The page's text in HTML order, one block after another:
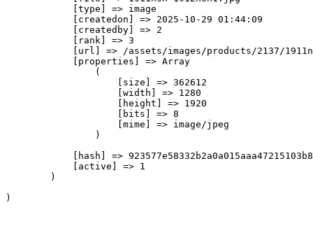
            [type] => image
            [createdon] => 2025-10-29 01:44:09
            [createdby] => 2
            [rank] => 3
[url] => /assets/images/products/2137/
            [properties] => Array
                (
                    [size] => 362612
                    [width] => 1280
                    [height] => 1920
                    [bits] => 8
                    [mime] => image/jpeg
                )
[hash] =>
            [active] => 1
        )